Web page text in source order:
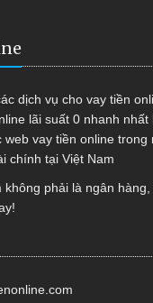
dịch vụ cho vay tiền
lãi suất 0 nhanh
web vay tiền online trong
chính tại Việt Nam
không phải là ngân